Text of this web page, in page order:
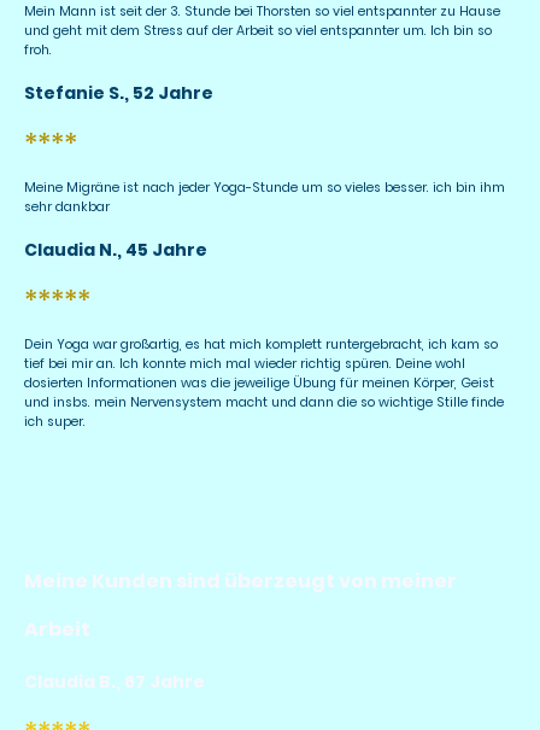
Mein Mann ist seit der 3. Stunde bei Thorsten so viel entspannter zu Hause
und geht mit dem Stress auf der Arbeit so viel entspannter um. Ich bin so
froh.
Stefanie S., 52 Jahre
****
Meine Migräne ist nach jeder Yoga-Stunde um so vieles besser. ich bin ihm
sehr dankbar
Claudia N., 45 Jahre
*****
Dein Yoga war großartig, es hat mich komplett runtergebracht, ich kam so
tief bei mir an. Ich konnte mich mal wieder richtig spüren. Deine wohl
dosierten Informationen was die jeweilige Übung für meinen Körper, Geist
und insbs. mein Nervensystem macht und dann die so wichtige Stille finde
ich super.
Meine Kunden sind überzeugt von meiner
Arbeit
Claudia B., 67 Jahre